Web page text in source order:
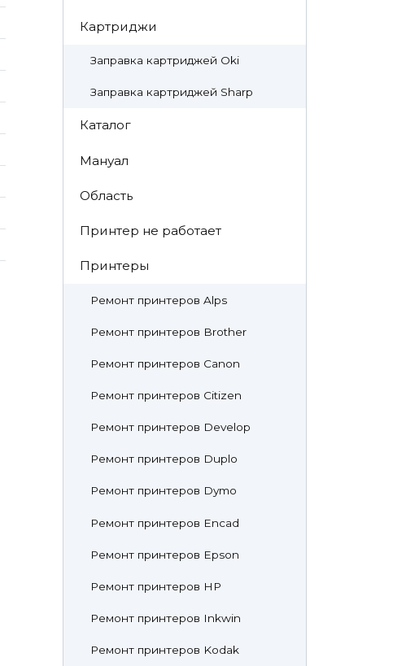
Картриджи
Заправка картриджей Oki
Заправка картриджей Sharp
Каталог
Мануал
Область
Принтер не работает
Принтеры
Ремонт принтеров Alps
Ремонт принтеров Brother
Ремонт принтеров Canon
Ремонт принтеров Citizen
Ремонт принтеров Develop
Ремонт принтеров Duplo
Ремонт принтеров Dymo
Ремонт принтеров Encad
Ремонт принтеров Epson
Ремонт принтеров HP
Ремонт принтеров Inkwin
Ремонт принтеров Kodak